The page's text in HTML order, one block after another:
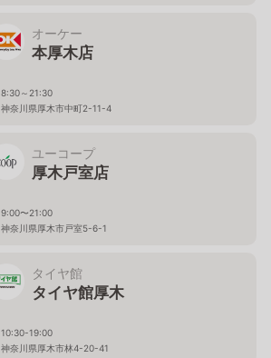
オーケー
本厚木店
8:30～21:30
神奈川県厚木市中町2-11-4
ユーコープ
厚木戸室店
9:00〜21:00
神奈川県厚木市戸室5-6-1
タイヤ館
タイヤ館厚木
10:30-19:00
神奈川県厚木市林4-20-41